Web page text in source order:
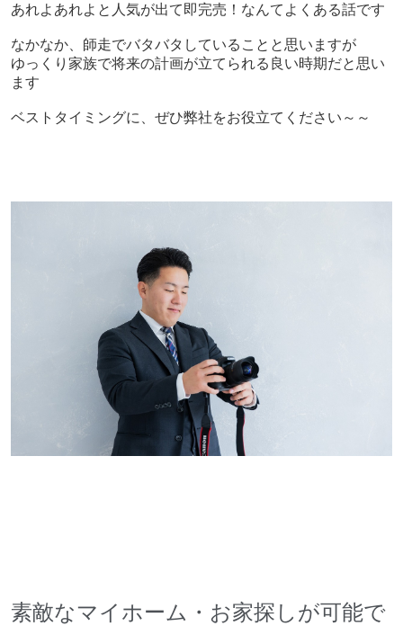
あれよあれよと人気が出て即完売！なんてよくある話です
なかなか、師走でバタバタしていることと思いますが
ゆっくり家族で将来の計画が立てられる良い時期だと思い
ます
ベストタイミングに、ぜひ弊社をお役立てください～～
素敵なマイホーム・お家探しが可能で